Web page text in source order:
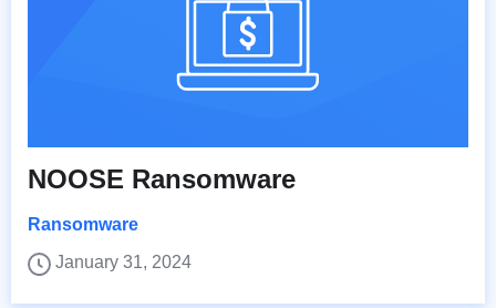
NOOSE Ransomware
Ransomware
January 31, 2024